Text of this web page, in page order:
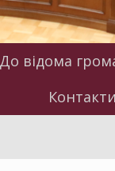
До відома
Контакти